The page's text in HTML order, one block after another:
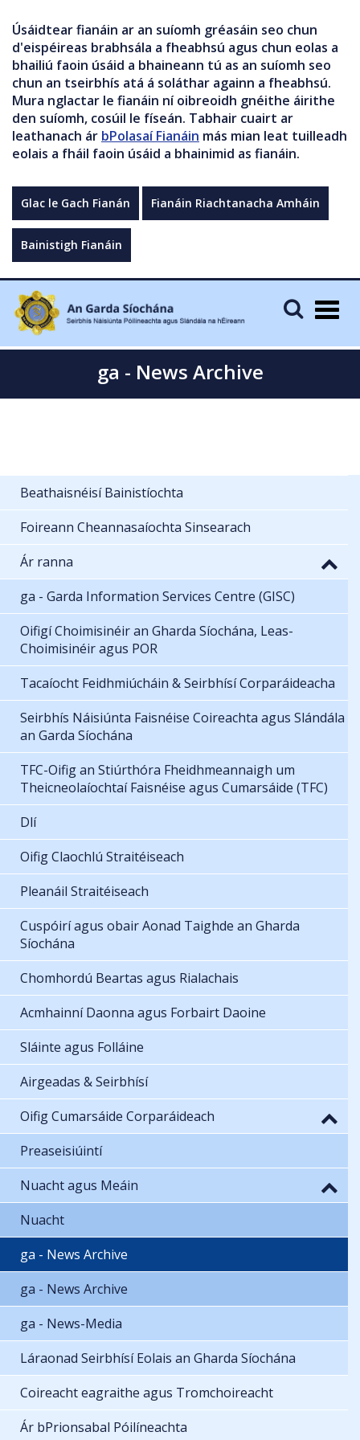
Úsáidtear fianáin ar an suíomh gréasáin seo chun
d'eispéireas brabhsála a fheabhsú agus chun eolas a
bhailiú faoin úsáid a bhaineann tú as an suíomh seo
chun an tseirbhís atá á soláthar againn a fheabhsú.
Mura nglactar le fianáin ní oibreoidh gnéithe áirithe
den suíomh, cosúil le físeán. Tabhair cuairt ar
leathanach ár bPolasaí Fianáin más mian leat tuilleadh
eolais a fháil faoin úsáid a bhainimid as fianáin.
Glac le Gach Fianán Fianáin Riachtanacha Amháin
Bainistigh Fianáin
ga - News Archive
Beathaisnéisí Bainistíochta
Foireann Cheannasaíochta Sinsearach
Ár ranna
ga - Garda Information Services Centre (GISC)
Oifigí Choimisinéir an Gharda Síochána, Leas-
Choimisinéir agus POR
Tacaíocht Feidhmiúcháin & Seirbhísí Corparáideacha
Seirbhís Náisiúnta Faisnéise Coireachta agus Slándála
an Garda Síochána
TFC-Oifig an Stiúrthóra Fheidhmeannaigh um
Theicneolaíochtaí Faisnéise agus Cumarsáide (TFC)
Dlí
Oifig Claochlú Straitéiseach
Pleanáil Straitéiseach
Cuspóirí agus obair Aonad Taighde an Gharda
Síochána
Chomhordú Beartas agus Rialachais
Acmhainní Daonna agus Forbairt Daoine
Sláinte agus Folláine
Airgeadas & Seirbhísí
Oifig Cumarsáide Corparáideach
Preaseisiúintí
Nuacht agus Meáin
Nuacht
ga - News Archive
ga - News Archive
ga - News-Media
Láraonad Seirbhísí Eolais an Gharda Síochána
Coireacht eagraithe agus Tromchoireacht
Ár bPrionsabal Póilíneachta